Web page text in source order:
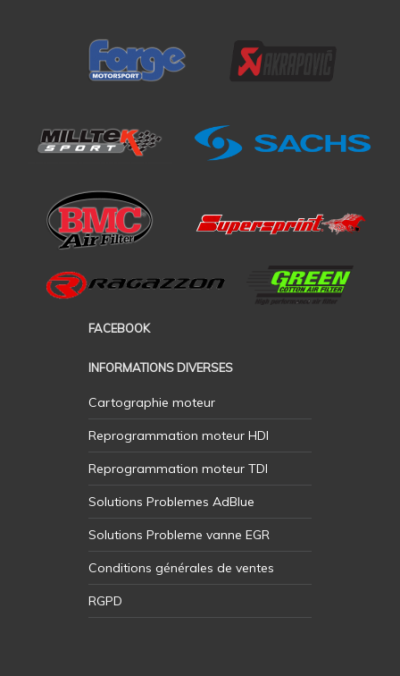
FACEBOOK
INFORMATIONS DIVERSES
Cartographie moteur
Reprogrammation moteur HDI
Reprogrammation moteur TDI
Solutions Problemes AdBlue
Solutions Probleme vanne EGR
Conditions générales de ventes
RGPD